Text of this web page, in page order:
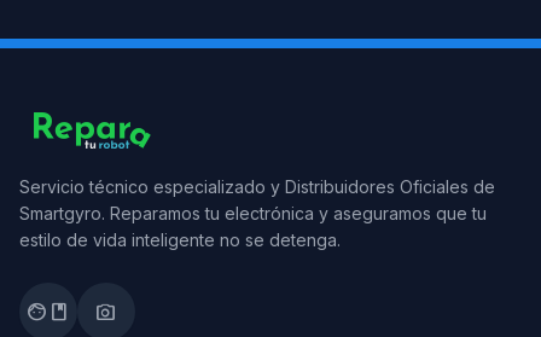
Servicio técnico especializado y Distribuidores Oficiales de
Smartgyro. Reparamos tu electrónica y aseguramos que tu
estilo de vida inteligente no se detenga.
facebook photo_camera